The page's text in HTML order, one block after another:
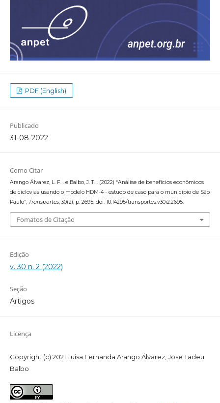
PDF (English)
Publicado
31-08-2022
Como Citar
Arango Álvarez, L. F. . e Balbo, J. T. . (2022) “Análise de benefícios econômicos
de ciclovias usando o modelo HDM-4 - estudo de caso para o município de São
Paulo”, Transportes, 30(2), p. 2695. doi: 10.14295/transportes.v30i2.2695.
Fomatos de Citação
Edição
v. 30 n. 2 (2022)
Seção
Artigos
Licença
Copyright (c) 2021 Luisa Fernanda Arango Álvarez, Jose Tadeu
Balbo